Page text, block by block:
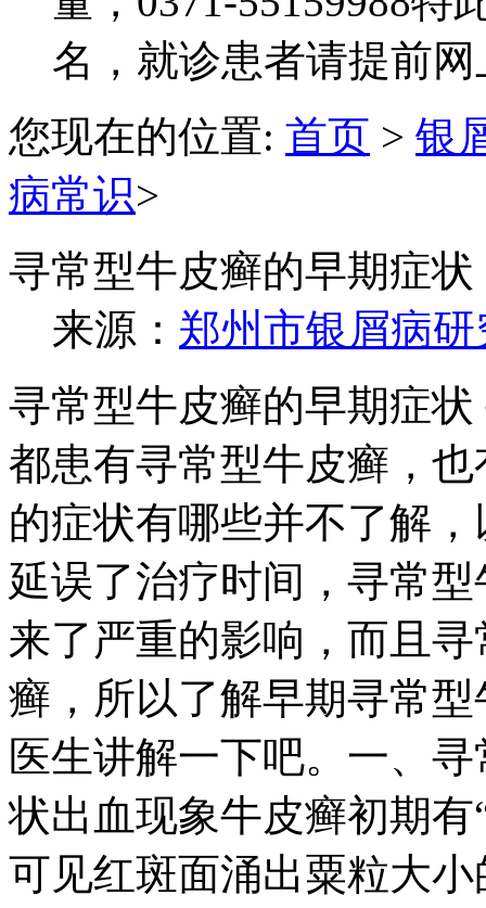
名，就诊患者请提前
您现在的位置: 首页 > 银
病常识>
寻常型牛皮癣的早期症状
来源： 郑州市银屑病研
寻常型牛皮癣的早期症
都患有寻常型牛皮癣，
的症状有哪些并不了解
延误了治疗时间，寻常
来了严重的影响，而且
癣，所以了解早期寻常
医生讲解一下吧。一、
状出血现象牛皮癣初期
可见红斑面涌出粟粒大